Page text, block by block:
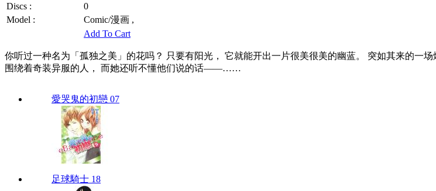
Discs :
0
Model :
Comic/漫画 ,
Add To Cart
你听过一种名为「孤独之美」的花吗？ 只要有阳光， 它就能开出一片很美很美的幽蓝。 突如其来的
围绕着奇装异服的人， 而她还听不懂他们说的话——……
愛哭鬼的初戀 07
足球騎士 18